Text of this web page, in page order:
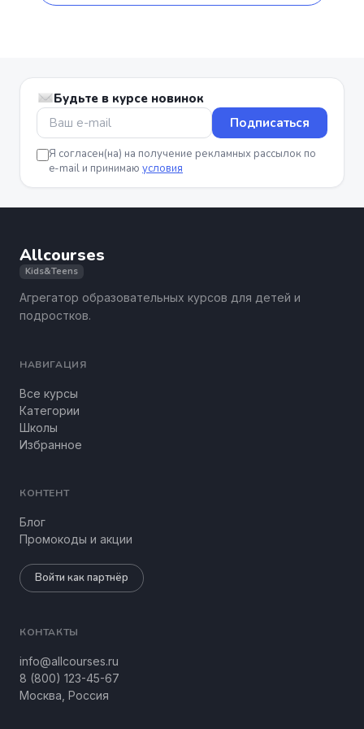
Будьте в курсе новинок
Подписаться
Я согласен(на) на получение рекламных рассылок по
e-mail и принимаю условия
Allcourses
Kids&Teens
Агрегатор образовательных курсов для детей и
подростков.
НАВИГАЦИЯ
Все курсы
Категории
Школы
Избранное
КОНТЕНТ
Блог
Промокоды и акции
Войти как партнёр
КОНТАКТЫ
info@allcourses.ru
8 (800) 123-45-67
Москва, Россия